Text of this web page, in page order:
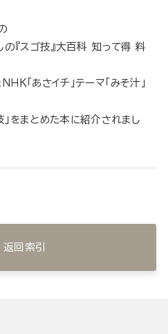
『スゴ技』大百科 知って得 料
ＨＫ「あさイチ」テーマ「みそ汁」
」をまとめた本に紹介されまし
返回索引